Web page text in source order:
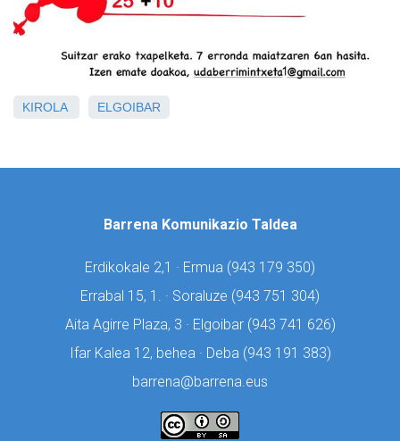
KIROLA ELGOIBAR
Barrena Komunikazio Taldea
Erdikokale 2,1 · Ermua (943 179 350)
Errabal 15, 1. · Soraluze (943 751 304)
Aita Agirre Plaza, 3 · Elgoibar (943 741 626)
Ifar Kalea 12, behea · Deba (943 191 383)
barrena@barrena.eus